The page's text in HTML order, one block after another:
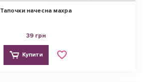
Тапочки начесна махра
39 грн
Купити